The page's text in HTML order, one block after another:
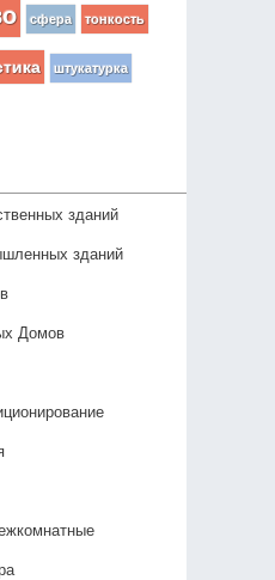
сфера тонкость
штукатурка
зданий
зданий
Домов